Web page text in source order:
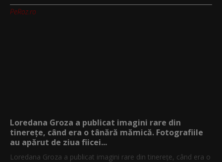
PeRoz.ro
Loredana Groza a publicat imagini rare din
tinerețe, când era o tânără mămică. Fotografiile
au apărut de ziua fiicei...
Loredana Groza a publicat imagini rare din tinerețe, când era o